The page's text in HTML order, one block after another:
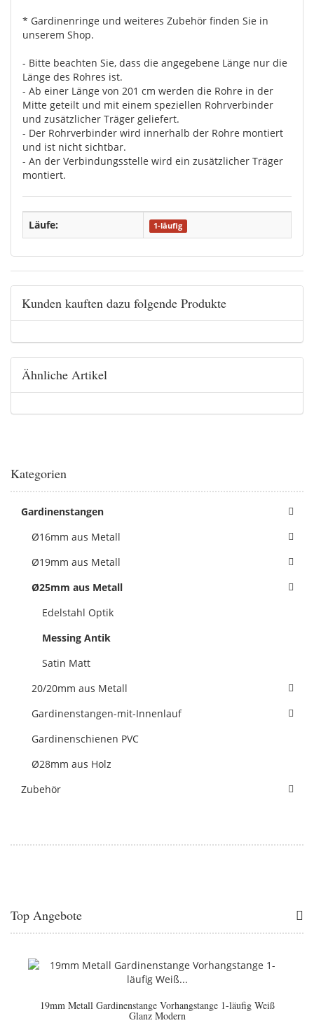
* Gardinenringe und weiteres Zubehör finden Sie in
unserem Shop.
- Bitte beachten Sie, dass die angegebene Länge nur die
Länge des Rohres ist.
- Ab einer Länge von 201 cm werden die Rohre in der
Mitte geteilt und mit einem speziellen Rohrverbinder
und zusätzlicher Träger geliefert.
- Der Rohrverbinder wird innerhalb der Rohre montiert
und ist nicht sichtbar.
- An der Verbindungsstelle wird ein zusätzlicher Träger
montiert.
Läufe: 1-läufig
Kunden kauften dazu folgende Produkte
Ähnliche Artikel
Kategorien
Gardinenstangen
Ø16mm aus Metall
Ø19mm aus Metall
Ø25mm aus Metall
Edelstahl Optik
Messing Antik
Satin Matt
20/20mm aus Metall
Gardinenstangen-mit-Innenlauf
Gardinenschienen PVC
Ø28mm aus Holz
Zubehör
Top Angebote
19mm Metall Gardinenstange Vorhangstange 1-läufig Weiß
Glanz Modern